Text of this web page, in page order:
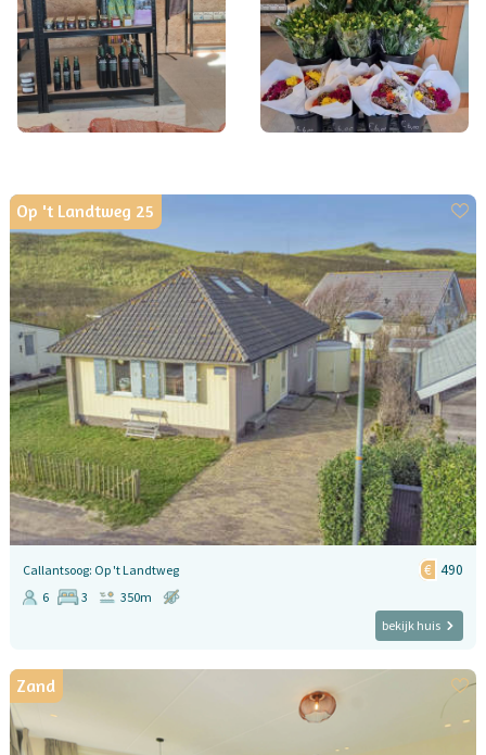
Op 't Landtweg 25
Callantsoog: Op 't Landtweg 490
6 3
350m
bekijk huis
Zand